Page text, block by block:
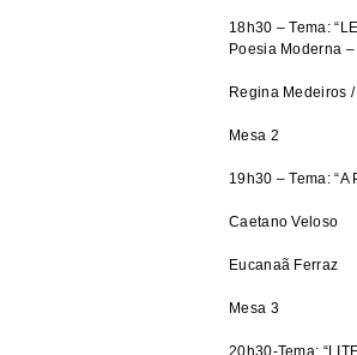
18h30 – Tema:
Poesia Moderna
Regina Medeiros
Mesa 2
19h30 – Tema: “A
Caetano Veloso
Eucanaã Ferraz
Mesa 3
20h30-Tema: